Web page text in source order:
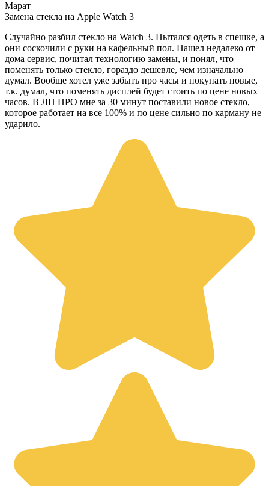
Марат
Замена стекла на Apple Watch 3
Случайно разбил стекло на Watch 3. Пытался одеть в спешке, а
они соскочили с руки на кафельный пол. Нашел недалеко от
дома сервис, почитал технологию замены, и понял, что
поменять только стекло, гораздо дешевле, чем изначально
думал. Вообще хотел уже забыть про часы и покупать новые,
т.к. думал, что поменять дисплей будет стоить по цене новых
часов. В ЛП ПРО мне за 30 минут поставили новое стекло,
которое работает на все 100% и по цене сильно по карману не
ударило.